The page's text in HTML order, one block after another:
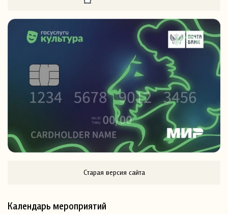
Старая версия сайта
Календарь мероприятий